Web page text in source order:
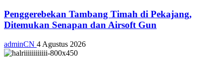
Penggerebekan Tambang Timah di Pekajang,
Ditemukan Senapan dan Airsoft Gun
adminCN 4 Agustus 2026